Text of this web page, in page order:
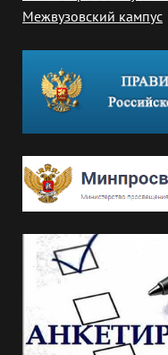
Межвузовский кампус